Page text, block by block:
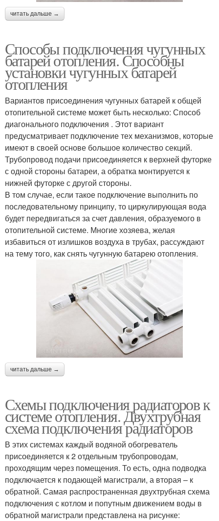
читать дальше →
Способы подключения чугунных
батарей отопления. Способны
установки чугунных батарей
отопления
Вариантов присоединения чугунных батарей к общей
отопительной системе может быть несколько: Способ
диагонального подключения . Этот вариант
предусматривает подключение тех механизмов, которые
имеют в своей основе большое количество секций.
Трубопровод подачи присоединяется к верхней футорке
с одной стороны батареи, а обратка монтируется к
нижней футорке с другой стороны.
В том случае, если такое подключение выполнить по
последовательному принципу, то циркулирующая вода
будет передвигаться за счет давления, образуемого в
отопительной системе. Многие хозяева, желая
избавиться от излишков воздуха в трубах, рассуждают
на тему того, как снять чугунную батарею отопления.
читать дальше →
Схемы подключения радиаторов к
системе отопления. Двухтрубная
схема подключения радиаторов
В этих системах каждый водяной обогреватель
присоединяется к 2 отдельным трубопроводам,
проходящим через помещения. То есть, одна подводка
подключается к подающей магистрали, а вторая – к
обратной. Самая распространенная двухтрубная схема
подключения с котлом и попутным движением воды в
обратной магистрали представлена на рисунке: